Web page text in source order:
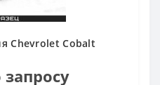
Chevrolet Cobalt